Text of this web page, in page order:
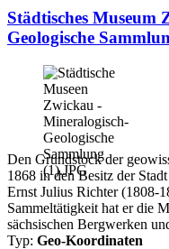
Städtisches Museum
Geologische
Den Grundstock der
1868 in den Besitz der
Ernst Julius Richter (1808-
Sammeltätigkeit hat er die
sächsischen Bergwerken
Typ: Geo-Koordinaten